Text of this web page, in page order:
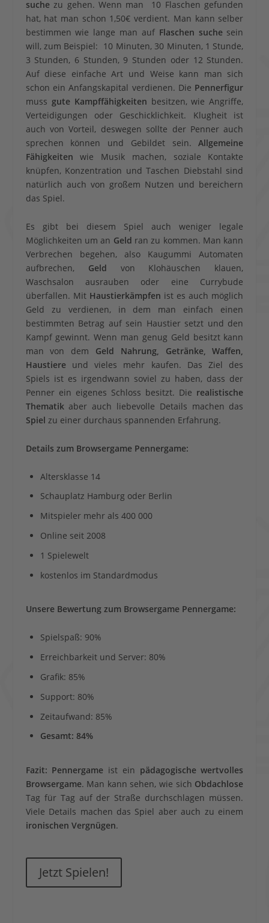
suchezu gehen. Wenn man 10 Flaschen gefunden
hat, hat man schon 1,50€ verdient. Man kann selber
bestimmen wie lange man auf Flaschen suchesein
will, zum Beispiel: 10 Minuten, 30 Minuten, 1 Stunde,
3 Stunden, 6 Stunden, 9 Stunden oder 12 Stunden.
Auf diese einfache Art und Weise kann man sich
schon ein Anfangskapital verdienen. Die Pennerfigur
muss gute Kampffähigkeiten besitzen, wie Angriffe,
Verteidigungen oder Geschicklichkeit. Klugheit ist
auch von Vorteil, deswegen sollte der Penner auch
sprechen können und Gebildet sein.Allgemeine
Fähigkeiten wie Musik machen, soziale Kontakte
knüpfen, Konzentration und Taschen Diebstahl sind
natürlich auch von großem Nutzen und bereichern
das Spiel.
Es gibt bei diesem Spiel auch weniger legale
Möglichkeiten um an Geld ran zu kommen. Man kann
Verbrechen begehen, also Kaugummi Automaten
aufbrechen, Geld von Klohäuschen klauen,
Waschsalon ausrauben oder eine Currybude
überfallen. Mit Haustierkämpfen ist es auch möglich
Geld zu verdienen, in dem man einfach einen
bestimmten Betrag auf sein Haustier setzt und den
Kampf gewinnt. Wenn man genug Geld besitzt kann
man von dem Geld Nahrung, Getränke, Waffen,
Haustiereund vieles mehr kaufen. Das Ziel des
Spiels ist es irgendwann soviel zu haben, dass der
Penner ein eigenes Schloss besitzt. Die realistische
Thematikaber auch liebevolle Details machen das
Spiel zu einer durchaus spannenden Erfahrung.
Details zum Browsergame Pennergame:
Altersklasse 14
Schauplatz Hamburg oder Berlin
Mitspieler mehr als 400 000
Online seit 2008
1 Spielewelt
kostenlos im Standardmodus
Unsere Bewertung zum Browsergame Pennergame:
Spielspaß: 90%
Erreichbarkeit und Server: 80%
Grafik: 85%
Support: 80%
Zeitaufwand: 85%
Gesamt: 84%
Fazit: Pennergame ist ein pädagogische wertvolles
Browsergame. Man kann sehen, wie sich Obdachlose
Tag für Tag auf der Straße durchschlagen müssen.
Viele Details machen das Spiel aber auch zu einem
ironischen Vergnügen.
Jetzt Spielen!